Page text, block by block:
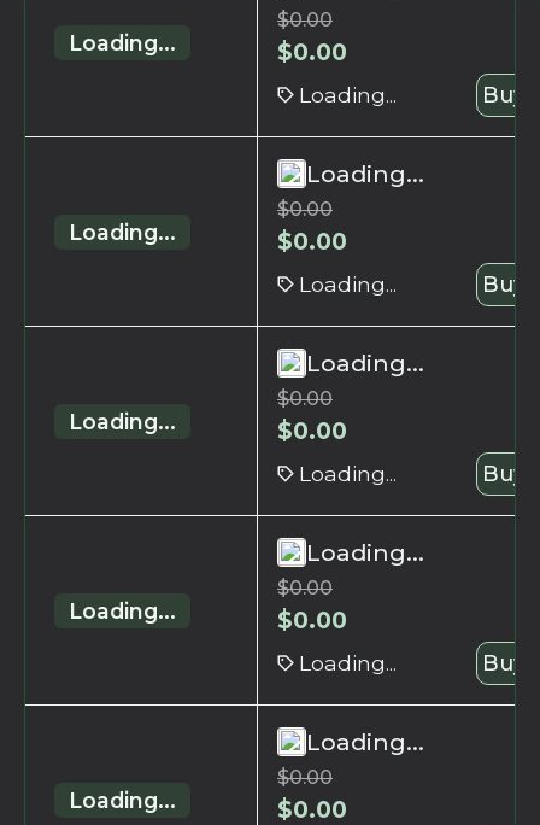
Loading...
$0.00
$0.00
Loading... Buy
Loading...
Loading...
$0.00
$0.00
Loading... Buy
Loading...
Loading...
$0.00
$0.00
Loading... Buy
Loading...
Loading...
$0.00
$0.00
Loading... Buy
Loading...
Loading...
$0.00
$0.00